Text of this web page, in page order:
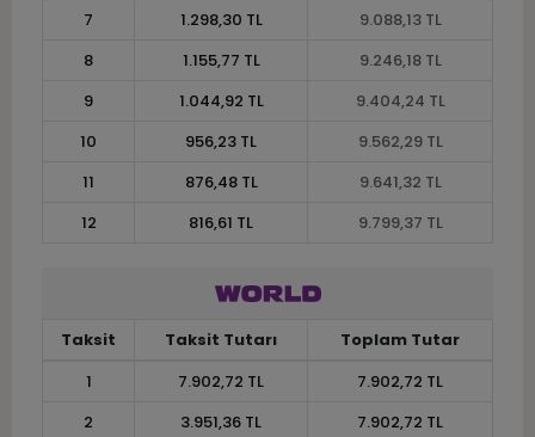
7
1.298,30 TL
9.088,13 TL
8
1.155,77 TL
9.246,18 TL
9
1.044,92 TL
9.404,24 TL
10
956,23 TL
9.562,29 TL
11
876,48 TL
9.641,32 TL
12
816,61 TL 9.799,37 TL
Taksit Taksit Tutarı
Toplam Tutar
1
7.902,72 TL
7.902,72 TL
2
3.951,36 TL
7.902,72 TL